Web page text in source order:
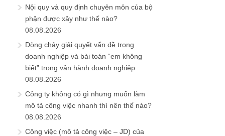
Nội quy và quy định chuyên môn của bộ
phận được xây như thế nào?
08.08.2026
Dòng chảy giải quyết vấn đề trong
doanh nghiệp và bài toán “em không
biết” trong vận hành doanh nghiệp
08.08.2026
Công ty không có gì nhưng muốn làm
mô tả công việc nhanh thì nên thế nào?
08.08.2026
Công việc (mô tả công việc – JD) của